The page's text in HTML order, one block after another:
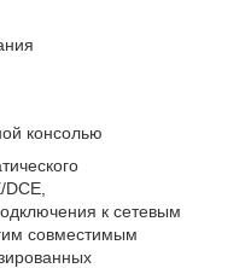
консолью
к сетевым
совместимым